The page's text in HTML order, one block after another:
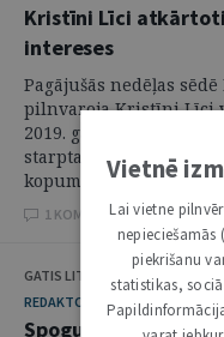
Kristīni Līci
intereses
Pagājušās nedēļas
pilnvaroja Kristīni Līci
2019. gada 13. maijam
starptautiskajās
kopumā K. Līcei šie
1 KOMENTĀRI
GATIS LITVINS
REDAKTORA SLEJA
Spoguļvīrs
Vietnē
Lai vietne
nepieciešamās
piekrišanu
statistikas,